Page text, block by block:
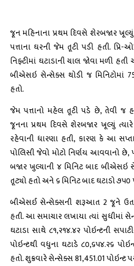
જૂન મહિનાના પ્રથમ દિવસે શેરબજાર
પત્તાના ઘરની જેમ તૂટી પડી હતી.
નિફ્ટીમાં ઘટાડાની ચાલ જોવા મળી
બીએસઇ સેન્સેક્સ થોડી જ મિનિટોમાં
હતો.
જેમ પત્તાનો મહેલ તૂટી પડે છે, તેવી
જૂનના પ્રથમ દિવસે શેરબજાર ખૂલ્યું ત્યારે
રહેવાની ધારણા હતી, કારણ કે આ
પોલિસી જેવો મોટો નિર્ણય આવવાનો
બજાર ખુલ્યાની ૪ મિનિટ બાદ બીએસઇ
તૂટ્યો હતો અને ૬ મિનિટ બાદ ઘટાડો ૭૫૦
બીએસઈ સેન્સેક્સની શરૂઆત 2 જૂને
હતી. આ સમાચાર લખાયા ત્યાં સુધીમાં
ઘટાડા સાથે ૮૧,૨૧૪.૪૨ પોઇન્ટની
પોઇન્ટથી વધુના ઘટાડે ૮૦,૬૫૪.૨૬
હતો. શુક્રવારે સેન્સેક્સ 81,451.01 પોઇન્ટ